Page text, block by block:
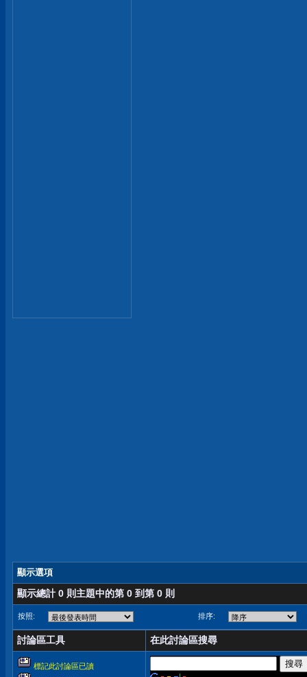
顯示選項
顯示總計 0 則主題中的第 0 到第 0 則
按照: 排序:
討論區工具 在此討論區搜尋
標記此討論區已讀